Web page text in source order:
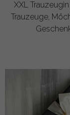
XXL
Trauzeuge,